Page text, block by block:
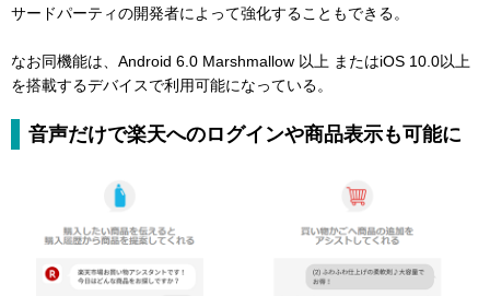
サードパーティの開発者によって強化することもできる。
なお同機能は、Android 6.0 Marshmallow 以上 またはiOS 10.0以上
を搭載するデバイスで利用可能になっている。
音声だけで楽天へのログインや商品表示も可能に